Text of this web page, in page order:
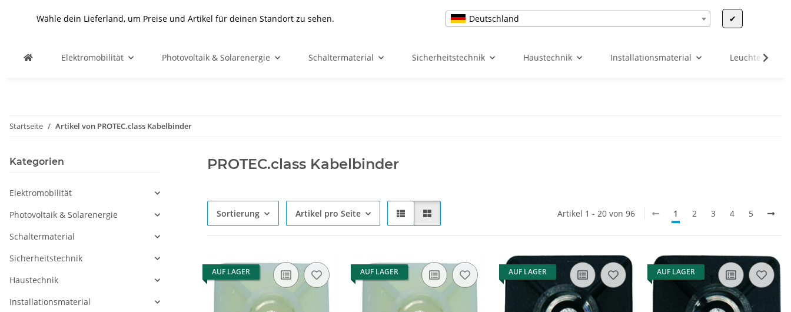
Wähle dein Lieferland, um Preise und Artikel für deinen Standort zu sehen. Deutschland ✔
Elektromobilität Photovoltaik & Solarenergie Schaltermaterial Sicherheitstechnik Haustechnik Installationsmaterial Leuchten &
Startseite Artikel von PROTEC.class Kabelbinder
PROTEC.class Kabelbinder
Sortierung Artikel pro Seite Artikel 1 - 20 von 96 1 2 3 4 5
AUF LAGER AUF LAGER AUF LAGER AUF LAGER
Kategorien
Elektromobilität
Photovoltaik & Solarenergie
Schaltermaterial
Sicherheitstechnik
Haustechnik
Installationsmaterial